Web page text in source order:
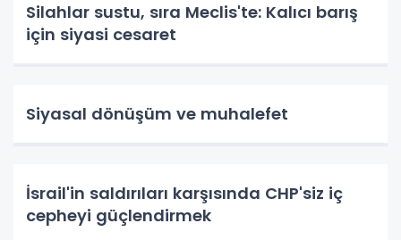
Silahlar sustu, sıra Meclis'te: Kalıcı barış
için siyasi cesaret
Siyasal dönüşüm ve muhalefet
İsrail'in saldırıları karşısında CHP'siz iç
cepheyi güçlendirmek